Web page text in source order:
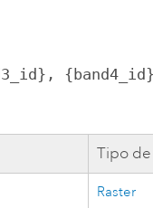
Tipo
Raster